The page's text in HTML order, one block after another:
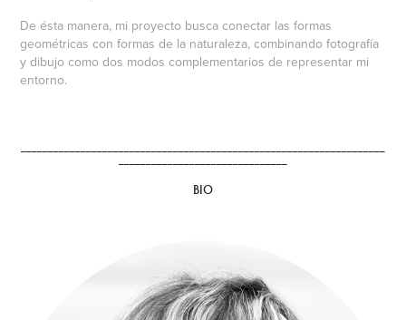
De ésta manera, mi proyecto busca conectar las formas
geométricas con formas de la naturaleza, combinando fotografía
y dibujo como dos modos complementarios de representar mi
entorno.
BIO